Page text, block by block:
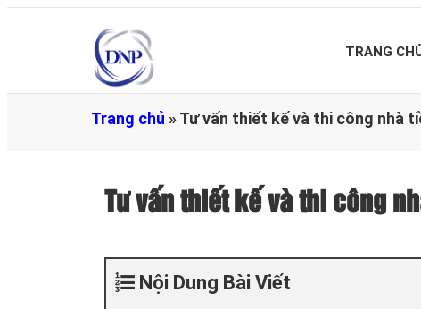
TRANG
Trang chủ »Tư vấn thiết kế và thi công nhà
Tư vấn thiết kế và thi công
Nội Dung Bài Viết